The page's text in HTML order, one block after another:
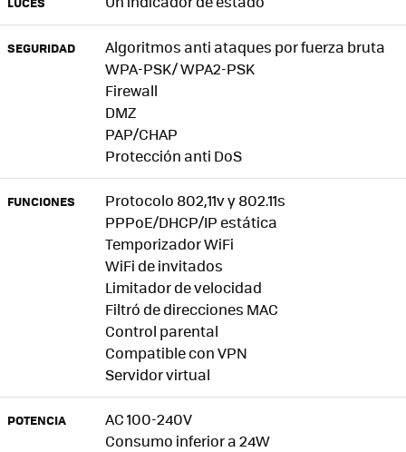
SEGURIDAD
Algoritmos anti ataques por fuerza bruta
WPA-PSK/ WPA2-PSK
Firewall
DMZ
PAP/CHAP
Protección anti DoS
FUNCIONES
Protocolo 802,11v y 802.11s
PPPoE/DHCP/IP estática
Temporizador WiFi
WiFi de invitados
Limitador de velocidad
Filtró de direcciones MAC
Control parental
Compatible con VPN
Servidor virtual
POTENCIA
AC 100-240V
Consumo inferior a 24W